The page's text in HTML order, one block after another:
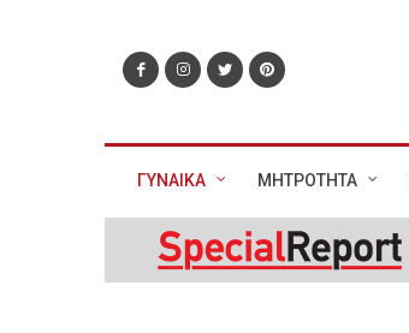
ΓΥΝΑΙΚΑ ΜΗΤΡΟΤΗΤΑ